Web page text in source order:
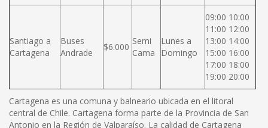
Santiago a
Cartagena
Buses
Andrade
$6.000
Semi
Cama
Lunes a
Domingo
09:00 10:00
11:00 12:00
13:00 14:00
15:00 16:00
17:00 18:00
19:00 20:00
Cartagena es una comuna y balneario ubicada en el litoral
central de Chile. Cartagena forma parte de la Provincia de San
Antonio en la Región de Valparaíso. La calidad de Cartagena